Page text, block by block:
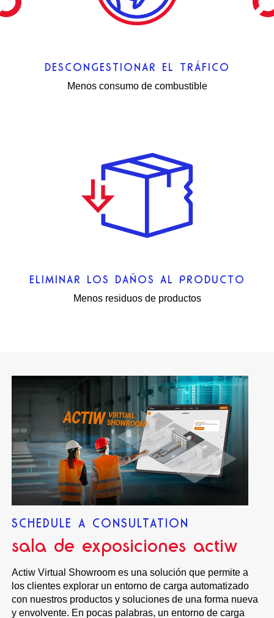
DESCONGESTIONAR EL TRÁFICO
Menos consumo de combustible
ELIMINAR LOS DAÑOS AL PRODUCTO
Menos residuos de productos
SCHEDULE A CONSULTATION
sala de exposiciones actiw
Actiw Virtual Showroom es una solución que permite a
los clientes explorar un entorno de carga automatizado
con nuestros productos y soluciones de una forma nueva
y envolvente. En pocas palabras, un entorno de carga